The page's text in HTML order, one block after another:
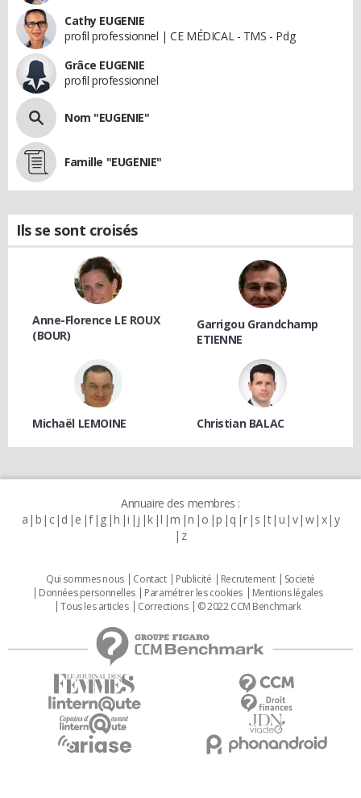
Cathy EUGENIE
profil professionnel | CE MÉDICAL - TMS - Pdg
Grâce EUGENIE
profil professionnel
Nom "EUGENIE"
Famille "EUGENIE"
Ils se sont croisés
Anne-Florence LE ROUX
(BOUR)
Garrigou Grandchamp
ETIENNE
Michaël LEMOINE Christian BALAC
Annuaire des membres :
a b c d e f g h i j k l m n o p q r s t u v w x y
z
Qui sommes nous Contact Publicité Recrutement
Societé
Données personnelles
Paramétrer les cookies
Mentions légales
Tous les articles
Corrections © 2022 CCM Benchmark